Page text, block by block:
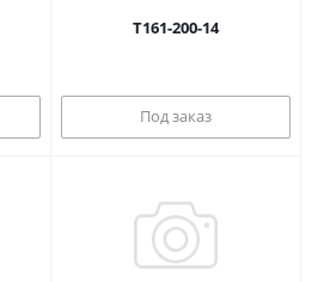
Т161-200-14
Под заказ